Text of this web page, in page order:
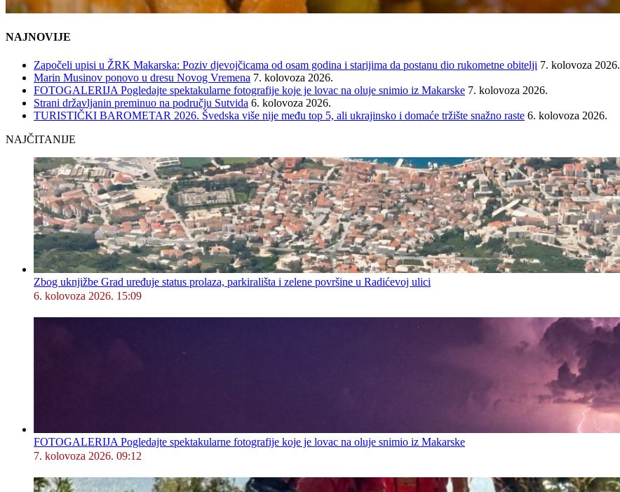
NAJNOVIJE
Započeli upisi u ŽRK Makarska: Poziv djevojčicama od osam godina i starijima da postanu dio rukometne obitelji 7. kolovoza 2026.
Marin Musinov ponovo u dresu Novog Vremena 7. kolovoza 2026.
FOTOGALERIJA Pogledajte spektakularne fotografije koje je lovac na oluje snimio iz Makarske 7. kolovoza 2026.
Strani državljanin preminuo na području Sutvida 6. kolovoza 2026.
TURISTIČKI BAROMETAR 2026. Švedska više nije među top 5, ali ukrajinsko i domaće tržište snažno raste 6. kolovoza 2026.
NAJČITANIJE
Zbog uknjižbe Grad uređuje status prolaza, parkirališta i zelene površine u Radićevoj ulici
6. kolovoza 2026. 15:09
FOTOGALERIJA Pogledajte spektakularne fotografije koje je lovac na oluje snimio iz Makarske
7. kolovoza 2026. 09:12